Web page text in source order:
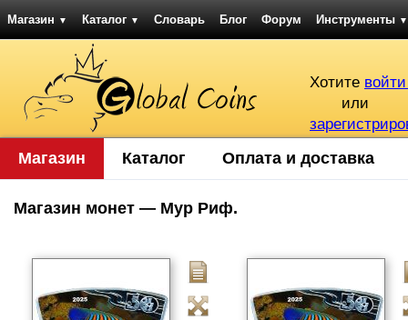
Магазин ▼ Каталог ▼ Словарь Блог Форум Инструменты ▼
Хотите
или
Магазин Каталог Оплата и доставка
Магазин монет — Мур Риф.